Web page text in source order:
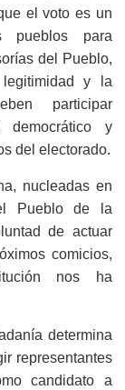
el voto es un
pueblos para
del Pueblo,
y la
participar
democrático y
del electorado.
nucleadas en
Pueblo de la
de actuar
comicios,
nos ha
determina
representantes
candidato a